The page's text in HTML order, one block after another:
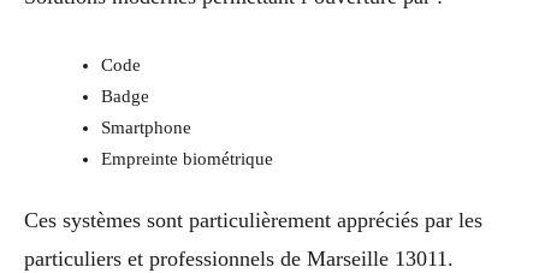
Code
Badge
Smartphone
Empreinte biométrique
Ces systèmes sont particulièrement appréciés par les
particuliers et professionnels de Marseille 13011.